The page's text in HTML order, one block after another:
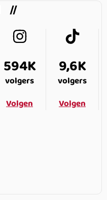
594K
volgers
Volgen
9,6K
volgers
Volgen